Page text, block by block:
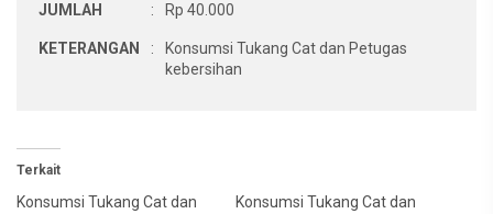
JUMLAH : Rp 40.000
KETERANGAN :
Konsumsi Tukang Cat dan Petugas
kebersihan
Terkait
Konsumsi Tukang Cat dan
Konsumsi Tukang Cat dan